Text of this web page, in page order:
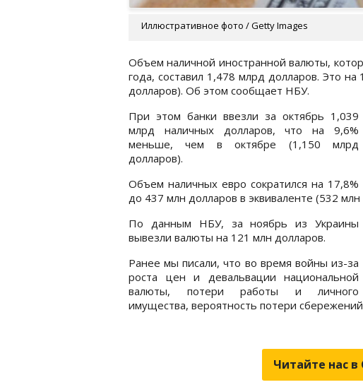
Иллюстративное фото / Getty Images
Объем наличной иностранной валюты,
года, составил 1,478 млрд долларов. Это
долларов). Об этом сообщает НБУ.
При этом банки ввезли за октябрь 1,039
млрд наличных долларов, что на 9,6%
меньше, чем в октябре (1,150 млрд
долларов).
Объем наличных евро сократился на 17,8%
до 437 млн долларов в эквиваленте (532 млн
По данным НБУ, за ноябрь из Украины
вывезли валюты на 121 млн долларов.
Ранее мы писали, что во время войны из-за
роста цен и девальвации национальной
валюты, потери работы и личного
имущества, вероятность потери
Читайте нас в